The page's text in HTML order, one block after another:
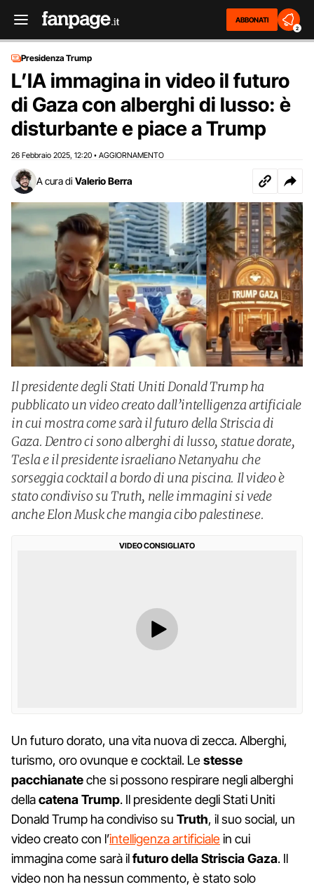
ABBONATI
2
Presidenza Trump
L’IA immagina in video il futuro
di Gaza con alberghi di lusso: è
disturbante e piace a Trump
26 Febbraio 2025 12:20 • AGGIORNAMENTO
A cura di Valerio Berra
Il presidente degli Stati Uniti Donald Trump ha
pubblicato un video creato dall’intelligenza artificiale
in cui mostra come sarà il futuro della Striscia di
Gaza. Dentro ci sono alberghi di lusso, statue dorate,
Tesla e il presidente israeliano Netanyahu che
sorseggia cocktail a bordo di una piscina. Il video è
stato condiviso su Truth, nelle immagini si vede
anche Elon Musk che mangia cibo palestinese.
VIDEO CONSIGLIATO
Un futuro dorato, una vita nuova di zecca. Alberghi,
turismo, oro ovunque e cocktail. Lestesse
pacchianateche si possono respirare negli alberghi
dellacatena Trump. Il presidente degli Stati Uniti
Donald Trump ha condiviso su Truth, il suo social, un
video creato con l’intelligenza artificialein cui
immagina come sarà ilfuturo della Striscia Gaza. Il
video non ha nessun commento, è stato solo